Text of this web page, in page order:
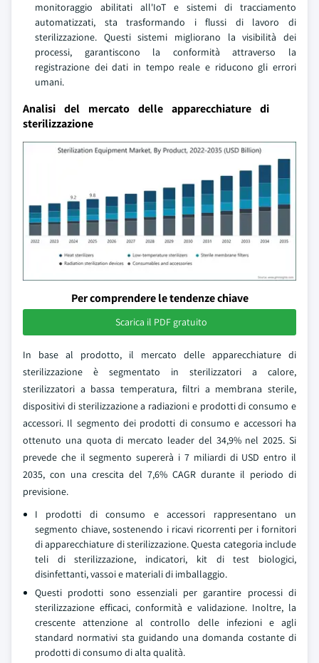
monitoraggio abilitati all'IoT e sistemi di tracciamento
automatizzati, sta trasformando i flussi di lavoro di
sterilizzazione. Questi sistemi migliorano la visibilità dei
processi, garantiscono la conformità attraverso la
registrazione dei dati in tempo reale e riducono gli errori
umani.
Analisi del mercato delle apparecchiature di
sterilizzazione
Per comprendere le tendenze chiave
Scarica il PDF gratuito
In base al prodotto, il mercato delle apparecchiature di
sterilizzazione è segmentato in sterilizzatori a calore,
sterilizzatori a bassa temperatura, filtri a membrana sterile,
dispositivi di sterilizzazione a radiazioni e prodotti di consumo e
accessori. Il segmento dei prodotti di consumo e accessori ha
ottenuto una quota di mercato leader del 34,9% nel 2025. Si
prevede che il segmento supererà i 7 miliardi di USD entro il
2035, con una crescita del 7,6% CAGR durante il periodo di
previsione.
I prodotti di consumo e accessori rappresentano un
segmento chiave, sostenendo i ricavi ricorrenti per i fornitori
di apparecchiature di sterilizzazione. Questa categoria include
teli di sterilizzazione, indicatori, kit di test biologici,
disinfettanti, vassoi e materiali di imballaggio.
Questi prodotti sono essenziali per garantire processi di
sterilizzazione efficaci, conformità e validazione. Inoltre, la
crescente attenzione al controllo delle infezioni e agli
standard normativi sta guidando una domanda costante di
prodotti di consumo di alta qualità.